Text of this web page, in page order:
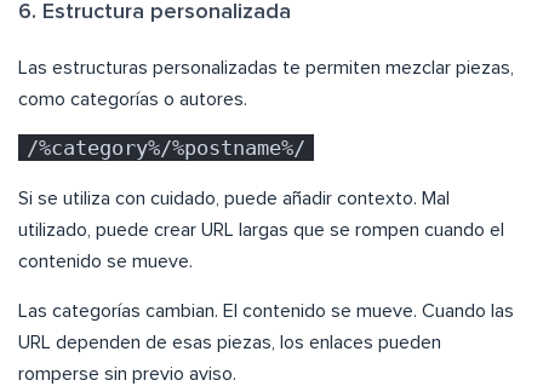
6. Estructura personalizada
Las estructuras personalizadas te permiten mezclar piezas,
como categorías o autores.
/%category%/%postname%/
Si se utiliza con cuidado, puede añadir contexto. Mal
utilizado, puede crear URL largas que se rompen cuando el
contenido se mueve.
Las categorías cambian. El contenido se mueve. Cuando las
URL dependen de esas piezas, los enlaces pueden
romperse sin previo aviso.